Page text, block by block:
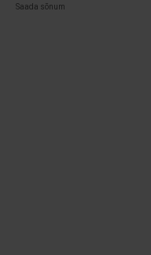
Saada sõnum